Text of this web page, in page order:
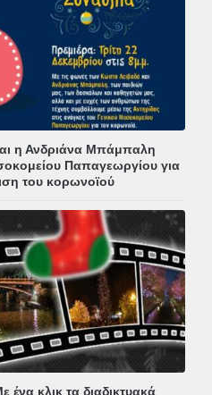
η Ανδριάνα Μπάμπαλη
Παπαγεωργίου για
του κορωνοϊού
κλικ τα διαδικτυακά